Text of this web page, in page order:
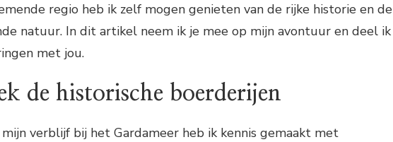
regio heb ik zelf mogen genieten van de rijke historie en de
natuur. In dit artikel neem ik je mee op mijn avontuur en deel ik
met jou.
de historische boerderijen
verblijf bij het Gardameer heb ik kennis gemaakt met